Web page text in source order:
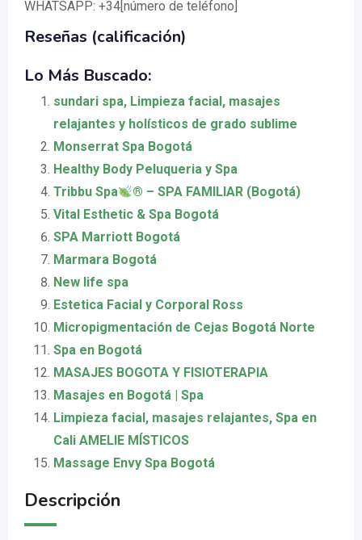
WHATSAPP: +34[número de teléfono]
Reseñas (calificación)
Lo Más Buscado:
sundari spa, Limpieza facial, masajes
relajantes y holísticos de grado sublime
Monserrat Spa Bogotá
Healthy Body Peluqueria y Spa
Tribbu Spa
®️ – SPA FAMILIAR (Bogotá)
Vital Esthetic & Spa Bogotá
SPA Marriott Bogotá
Marmara Bogotá
New life spa
Estetica Facial y Corporal Ross
Micropigmentación de Cejas Bogotá Norte
Spa en Bogotá
MASAJES BOGOTA Y FISIOTERAPIA
Masajes en Bogotá | Spa
Limpieza facial, masajes relajantes, Spa en
Cali AMELIE MÍSTICOS
Massage Envy Spa Bogotá
Descripción